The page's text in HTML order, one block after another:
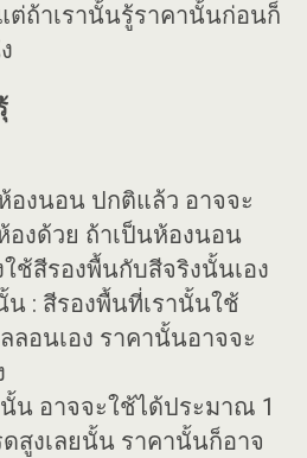
ต่ถ้าเรานั้นรู้ราคานั้นก่อนก็
องนอน ปกติแล้ว อาจจะ
งด้วย ถ้าเป็นห้องนอน
ช้สีรองพื้นกับสีจริงนั้นเอง
: สีรองพื้นที่เรานั้นใช้
ลอนเอง ราคานั้นอาจจะ
น อาจจะใช้ได้ประมาณ 1
ดสูงเลยนั้น ราคานั้นก็อาจ